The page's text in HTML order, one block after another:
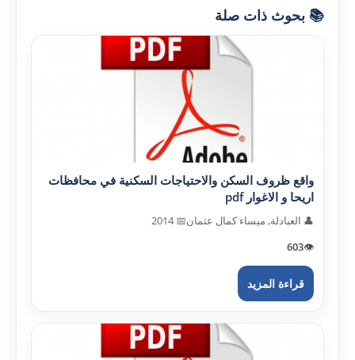
📚 بحوث ذات صلة
واقع ظروف السكن والاحتياجات السكنية في محافظات
اريحا و الاغوار pdf
👤 العبادلة, ميساء كمال عثمان📅 2014
👁️
603
قراءة المزيد